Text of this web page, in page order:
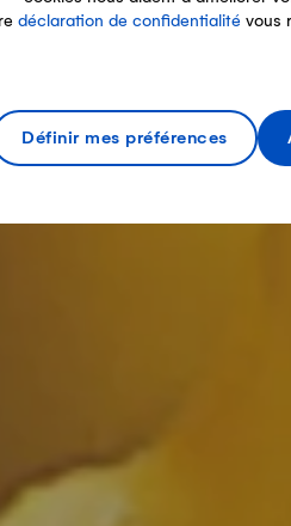
déclaration de confidentialité vous
Définir mes préférences